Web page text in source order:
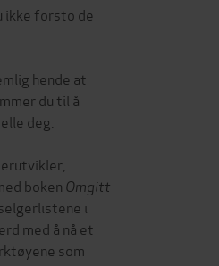
ikke forsto de
hende at
du til å
deg.
boken Omgitt
i
med å nå et
som